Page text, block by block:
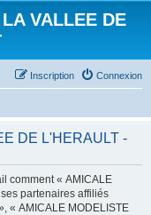
VALLEE DE
Connexion
Inscription
DE L'HERAULT -
comment « AMICALE
partenaires affiliés
« AMICALE MODELISTE